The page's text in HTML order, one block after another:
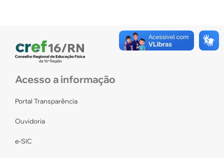
Acesso a informação
Portal Transparência
Ouvidoria
e-SIC